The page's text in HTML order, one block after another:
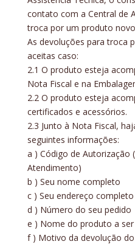
contato com a Central de
troca por um produto
As devoluções para troca
aceitas caso:
2.1 O produto esteja
Nota Fiscal e na
2.2 O produto esteja
certificados e acessórios.
2.3 Junto à Nota Fiscal,
seguintes informações:
a ) Código de Autorização
Atendimento)
b ) Seu nome completo
c ) Seu endereço completo
d ) Número do seu pedido
e ) Nome do produto a
f ) Motivo da devolução